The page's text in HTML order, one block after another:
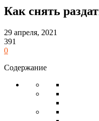
Как снять
29 апреля, 2021
391
0
Содержание